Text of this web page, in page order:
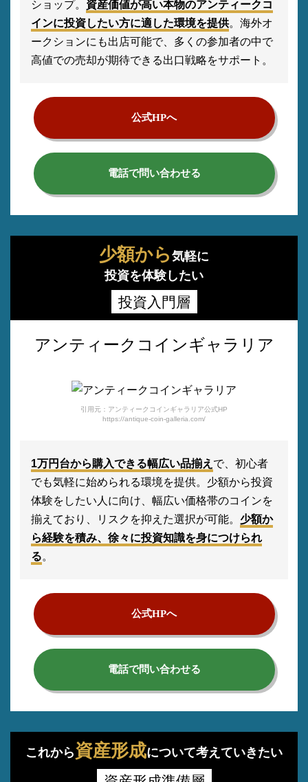
ショップ。 資産価値が高い本物のアンティークコ
インに投資したい方に適した環境を提供。海外オ
ークションにも出店可能で、多くの参加者の中で
高値での売却が期待できる出口戦略をサポート。
公式HPへ
電話で問い合わせる
少額から 気軽に
投資を体験したい
投資入門層
アンティークコインギャラリア
引用元：アンティークコインギャラリア公式HP
https://antique-coin-galleria.com/
1万円台から購入できる幅広い品揃え で、初心者
でも気軽に始められる環境を提供。少額から投資
体験をしたい人に向け、幅広い価格帯のコインを
揃えており、リスクを抑えた選択が可能。 少額か
ら経験を積み、徐々に投資知識を身につけられ
る。
公式HPへ
電話で問い合わせる
これから資産形成について考えていきたい